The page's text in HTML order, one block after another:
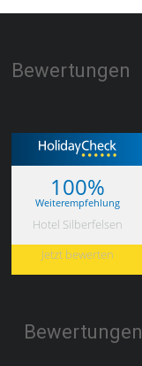
Bewertungen
100%
Weiterempfehlung
Hotel Silberfelsen
Jetzt bewerten
Bewertungen